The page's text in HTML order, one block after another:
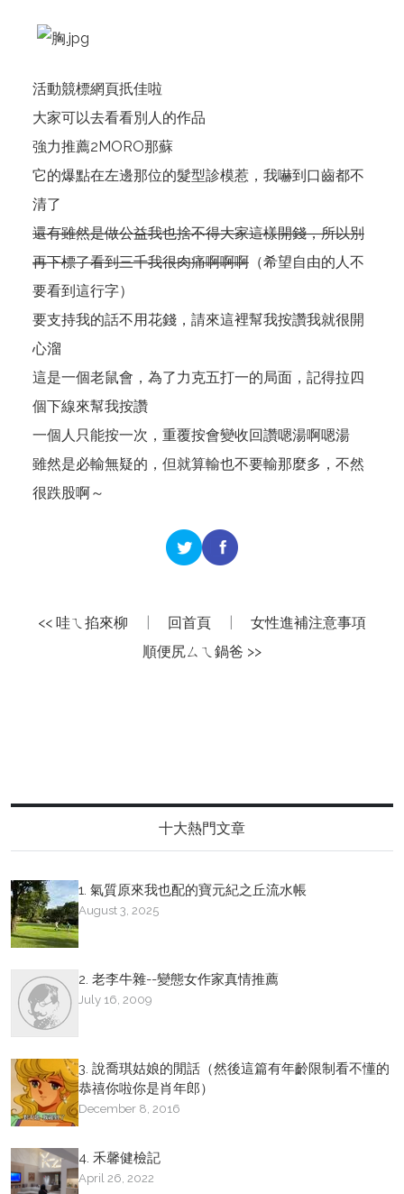
活動競標網頁扺佳啦
大家可以去看看別人的作品
強力推薦2MORO那蘇
它的爆點在左邊那位的髮型診模惹，我嚇到口齒都不
清了
還有雖然是做公益我也捨不得大家這樣開錢，所以別
再下標了看到三千我很肉痛啊啊啊 （希望自由的人不
要看到這行字）
要支持我的話不用花錢，請來這裡幫我按讚我就很開
心溜
這是一個老鼠會，為了力克五打一的局面，記得拉四
個下線來幫我按讚
一個人只能按一次，重覆按會變收回讚嗯湯啊嗯湯
雖然是必輸無疑的，但就算輸也不要輸那麼多，不然
很跌股啊～
<< 哇ㄟ掐來柳 回首頁
女性進補注意事項
順便尻ㄙㄟ鍋爸 >>
十大熱門文章
1. 氣質原來我也配的寶元紀之丘流水帳
August 3, 2025
2. 老李牛雜--變態女作家真情推薦
July 16, 2009
3. 說喬琪姑娘的閒話（然後這篇有年齡限制看不懂的
恭禧你啦你是肖年郎）
December 8, 2016
4. 禾馨健檢記
April 26, 2022